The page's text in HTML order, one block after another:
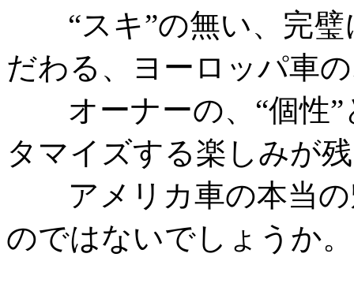
“スキ”の無い、完璧
だわる、ヨーロッパ車
オーナーの、“個性”
タマイズする楽しみが
アメリカ車の本当の
のではないでしょうか。